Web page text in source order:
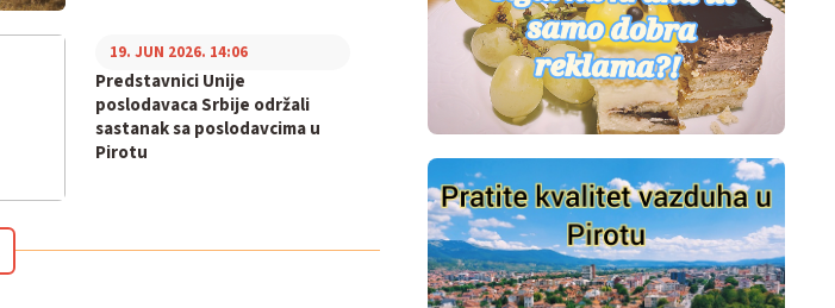
Predstavnici Unije
poslodavaca Srbije održali
sastanak sa poslodavcima u
Pirotu
19. JUN 2026. 14:06